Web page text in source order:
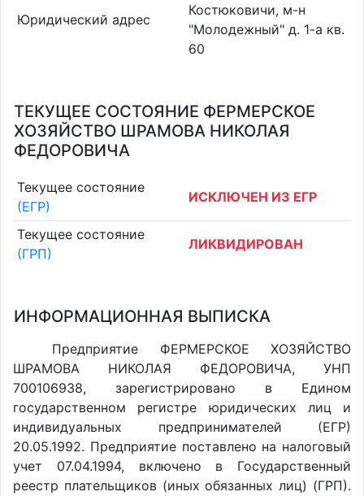
Юридический адрес
Костюковичи, м-н
"Молодежный" д. 1-а кв.
60
ТЕКУЩЕЕ СОСТОЯНИЕ ФЕРМЕРСКОЕ
ХОЗЯЙСТВО ШРАМОВА НИКОЛАЯ
ФЕДОРОВИЧА
Текущее состояние
(ЕГР)
ИСКЛЮЧЕН ИЗ ЕГР
Текущее состояние
(ГРП)
ЛИКВИДИРОВАН
ИНФОРМАЦИОННАЯ ВЫПИСКА
Предприятие ФЕРМЕРСКОЕ ХОЗЯЙСТВО
ШРАМОВА НИКОЛАЯ ФЕДОРОВИЧА, УНП
700106938, зарегистрировано в Едином
государственном регистре юридических лиц и
индивидуальных предпринимателей (ЕГР)
20.05.1992. Предприятие поставлено на налоговый
учет 07.04.1994, включено в Государственный
реестр плательщиков (иных обязанных лиц) (ГРП).